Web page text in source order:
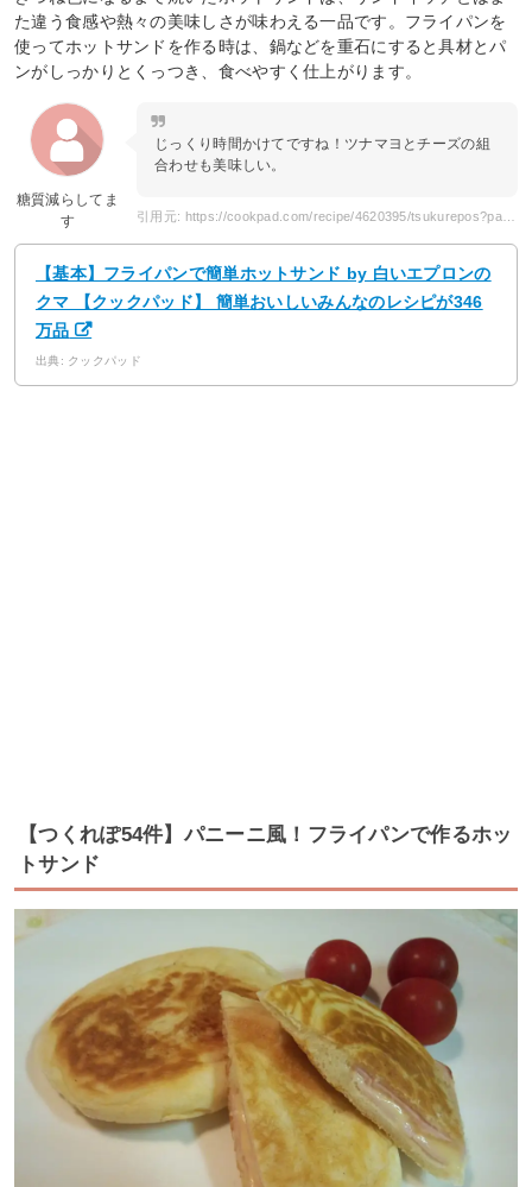
た違う食感や熱々の美味しさが味わえる一品です。フライパンを
使ってホットサンドを作る時は、鍋などを重石にすると具材とパ
ンがしっかりとくっつき、食べやすく仕上がります。
糖質減らしてま
す
じっくり時間かけてですね！ツナマヨとチーズの組
合わせも美味しい。
引用元: https://cookpad.com/recipe/4620395/tsukurepos?page=3
【基本】フライパンで簡単ホットサンド by 白いエプロンの
クマ 【クックパッド】 簡単おいしいみんなのレシピが346
万品
出典: クックパッド
【つくれぽ54件】パニーニ風！フライパンで作るホッ
トサンド